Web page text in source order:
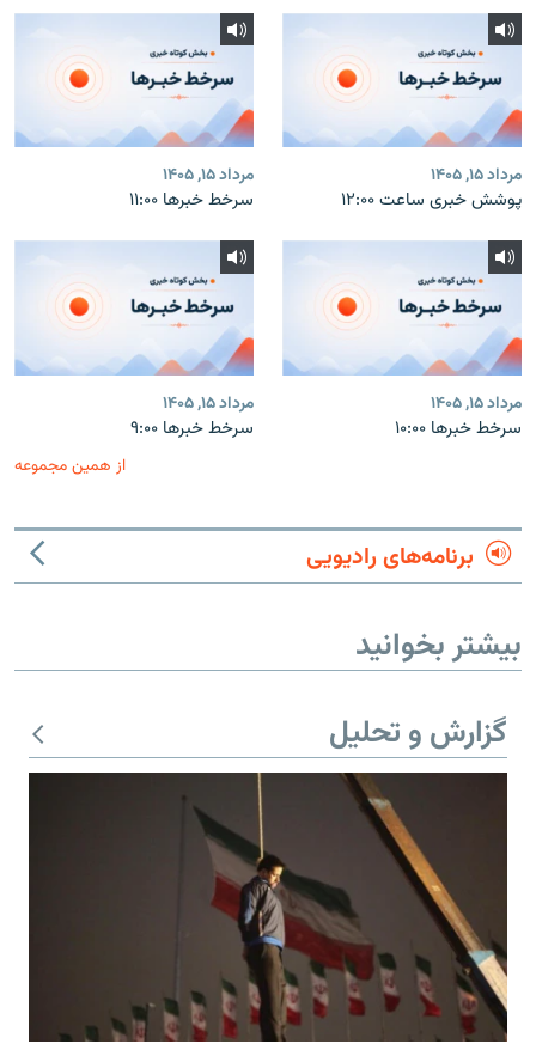
مرداد ۱۵, ۱۴۰۵
پوشش خبری ساعت ۱۲:۰۰
مرداد ۱۵, ۱۴۰۵
سرخط خبرها ۱۱:۰۰
مرداد ۱۵, ۱۴۰۵
سرخط خبرها ۱۰:۰۰
مرداد ۱۵, ۱۴۰۵
سرخط خبرها ۹:۰۰
از همین مجموعه
برنامه‌های رادیویی
بیشتر بخوانید
گزارش و تحلیل